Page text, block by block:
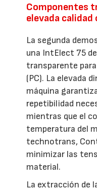
Componentes
elevada calidad
La segunda
una IntElect 75
transparente
(PC). La elevada
máquina
repetibilidad
mientras que el
temperatura del
technotrans,
minimizar las
material.
La extracción de